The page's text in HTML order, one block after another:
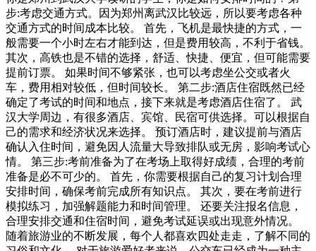
步:考虑交通方式。因为郑州离武汉比较远，所以要考虑各种
交通方式的时间成本比较。 首先，飞机是最快捷的方式，一
般需要一个小时左右才能到达，但是费用较高，不利于省钱。
其次，高铁也是不错的选择，舒适、快捷、便宜，但可能需要
提前订票。 如果时间不够紧张，也可以考虑坐公交或者火
车，费用相对较低，但时间较长。 第二步:酒店住宿既然已经
确定了考试的时间和地点，接下来就是考虑酒店住宿了。 武
汉大学周边，有很多酒店、宾馆、民宿可供选择。可以根据自
己的需求和经济状况来选择。 预订酒店时，建议提前与酒店
确认入住时间，避免因人流量大导致排队或无房，影响考试心
情。 第三步:考前准备为了在考场上取得好成绩，合理的考前
准备是必不可少的。 首先，你需要根据自己的复习计划合理
安排时间，确保考前完成所有知识点。 其次，要在考前进行
模拟练习，加强解题能力和时间管理。 还要关注报名信息，
合理安排交通和住宿时间，避免考试延误或出现意外情况。
随着旅游业的不断发展，每个人都喜欢四处走走，了解不同的